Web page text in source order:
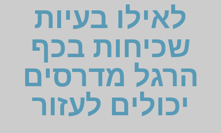
לאילו בעיות
שכיחות בכף
הרגל מדרסים
יכולים לעזור